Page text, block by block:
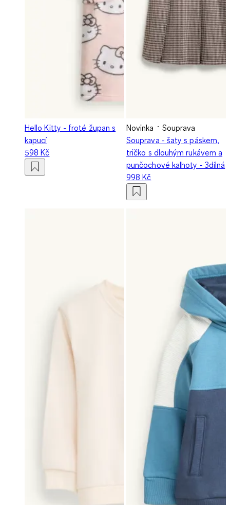
Hello Kitty - froté župan s
kapucí
598 Kč
Novinka
Souprava
Souprava - šaty s páskem,
tričko s dlouhým rukávem a
punčochové kalhoty - 3dílná
998 Kč